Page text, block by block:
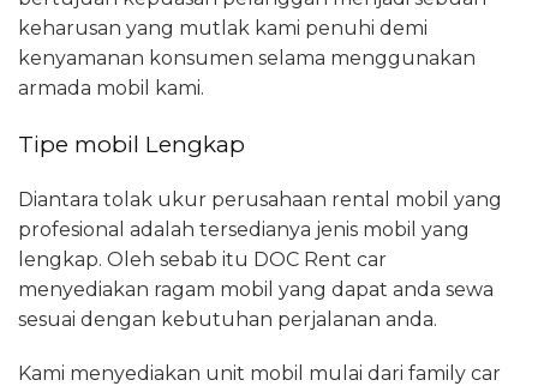
keharusan yang mutlak kami penuhi demi
kenyamanan konsumen selama menggunakan
armada mobil kami.
Tipe mobil Lengkap
Diantara tolak ukur perusahaan rental mobil yang
profesional adalah tersedianya jenis mobil yang
lengkap. Oleh sebab itu DOC Rent car
menyediakan ragam mobil yang dapat anda sewa
sesuai dengan kebutuhan perjalanan anda.
Kami menyediakan unit mobil mulai dari family car